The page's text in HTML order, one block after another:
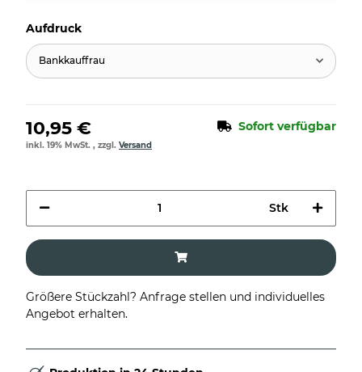
Aufdruck
Bankkauffrau
10,95 € Sofort verfügbar
inkl. 19% MwSt. , zzgl. Versand
Stk
Größere Stückzahl? Anfrage stellen und individuelles
Angebot erhalten.